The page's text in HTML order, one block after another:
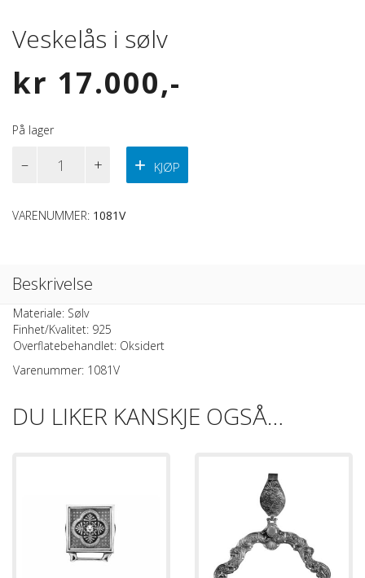
Veskelås i sølv
kr 17.000
På lager
KJØP
VARENUMMER: 1081V
Beskrivelse
Materiale: Sølv
Finhet/Kvalitet: 925
Overflatebehandlet: Oksidert
Varenummer: 1081V
DU LIKER KANSKJE OGSÅ…